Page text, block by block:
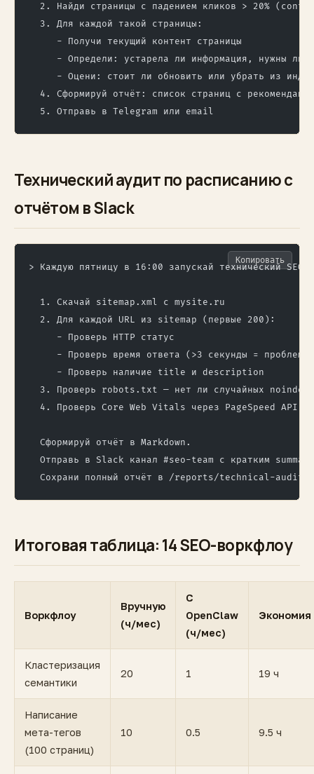
2. Найди страницы с падением кликов > 20%
  3. Для каждой такой страницы:
     - Получи текущий контент страницы
- Определи: устарела ли информация, нужны ли
- Оцени: стоит ли обновить или убрать из
4. Сформируй отчёт: список страниц с
  5. Отправь в Telegram или email
Технический аудит по расписанию с
отчётом в Slack
> Каждую пятницу в 16:00 запускай технический SEO-
  1. Скачай sitemap.xml с mysite.ru
  2. Для каждой URL из sitemap (первые 200):
     - Проверь HTTP статус
     - Проверь время ответа (>3 секунды = проблема)
     - Проверь наличие title и description
  3. Проверь robots.txt — нет ли случайных noindex
4. Проверь Core Web Vitals через PageSpeed API
  Сформируй отчёт в Markdown.
Отправь в Slack канал #seo-team с кратким
Сохрани полный отчёт в /reports/technical-audit-
Копировать
Итоговая таблица: 14 SEO-воркфлоу
Воркфлоу
Вручную
(ч/мес)
С
OpenClaw
(ч/мес)
Экономия
Кластеризация
семантики
20 1 19 ч
Написание
мета-тегов
(100 страниц)
10 0.5 9.5 ч